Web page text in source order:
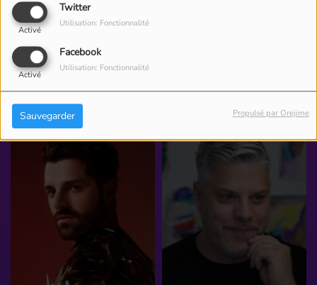
Twitter
Activé
Utilisation: Fonctionnalité
Facebook
Activé
Utilisation: Fonctionnalité
Sauvegarder Propulsé par Orejime